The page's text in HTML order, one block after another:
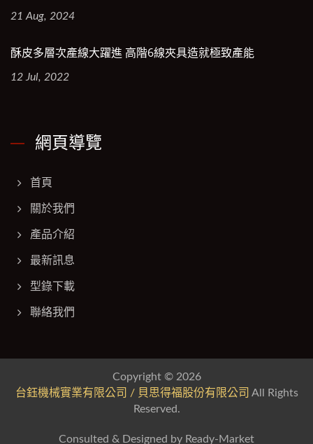
21 Aug, 2024
酥皮多層次產線大躍進 高階6線夾具造就極致產能
12 Jul, 2022
網頁導覽
首頁
關於我們
產品介紹
最新訊息
型錄下載
聯絡我們
Copyright © 2026
台鈺機械實業有限公司 / 貝思得福股份有限公司 All Rights
Reserved.
Consulted & Designed by Ready-Market